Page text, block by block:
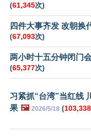
(61,345次)
四件大事齐发 改朝换
(67,093次)
两小时十五分钟闭门
(65,377次)
习紧抓“台湾”当红线
果 🖼️ 2026/5/18 (103,338